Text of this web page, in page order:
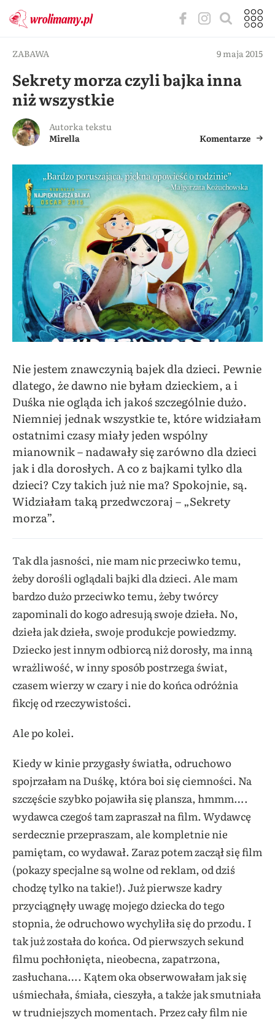
ZABAWA 9 maja 2015
Sekrety morza czyli bajka inna
niż wszystkie
Autorka tekstu
Mirella
Komentarze
Nie jestem znawczynią bajek dla dzieci. Pewnie
dlatego, że dawno nie byłam dzieckiem, a i
Duśka nie ogląda ich jakoś szczególnie dużo.
Niemniej jednak wszystkie te, które widziałam
ostatnimi czasy miały jeden wspólny
mianownik – nadawały się zarówno dla dzieci
jak i dla dorosłych. A co z bajkami tylko dla
dzieci? Czy takich już nie ma? Spokojnie, są.
Widziałam taką przedwczoraj – „Sekrety
morza”.
Tak dla jasności, nie mam nic przeciwko temu,
żeby dorośli oglądali bajki dla dzieci. Ale mam
bardzo dużo przeciwko temu, żeby twórcy
zapominali do kogo adresują swoje dzieła. No,
dzieła jak dzieła, swoje produkcje powiedzmy.
Dziecko jest innym odbiorcą niż dorosły, ma inną
wrażliwość, w inny sposób postrzega świat,
czasem wierzy w czary i nie do końca odróżnia
fikcję od rzeczywistości.
Ale po kolei.
Kiedy w kinie przygasły światła, odruchowo
spojrzałam na Duśkę, która boi się ciemności. Na
szczęście szybko pojawiła się plansza, hmmm….
wydawca czegoś tam zapraszał na film. Wydawcę
serdecznie przepraszam, ale kompletnie nie
pamiętam, co wydawał. Zaraz potem zaczął się film
(pokazy specjalne są wolne od reklam, od dziś
chodzę tylko na takie!). Już pierwsze kadry
przyciągnęły uwagę mojego dziecka do tego
stopnia, że odruchowo wychyliła się do przodu. I
tak już została do końca. Od pierwszych sekund
filmu pochłonięta, nieobecna, zapatrzona,
zasłuchana…. Kątem oka obserwowałam jak się
uśmiechała, śmiała, cieszyła, a także jak smutniała
w trudniejszych momentach. Przez cały film nie